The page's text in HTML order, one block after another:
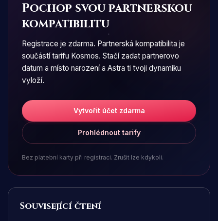
Pochop svou partnerskou
kompatibilitu
Registrace je zdarma. Partnerská kompatibilita je
součástí tarifu Kosmos. Stačí zadat partnerovo
datum a místo narození a Astra ti tvoji dynamiku
vyloží.
Vytvořit účet zdarma
Prohlédnout tarify
Bez platební karty při registraci. Zrušit lze kdykoli.
Související čtení